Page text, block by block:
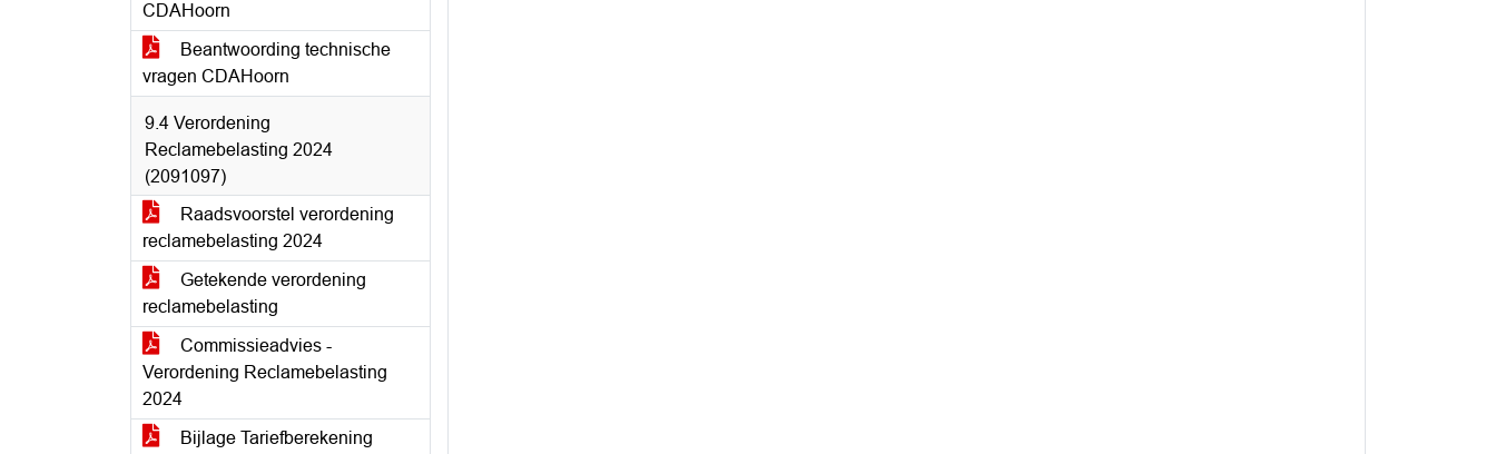
CDAHoorn
Beantwoording technische
vragen CDAHoorn
9.4 Verordening
Reclamebelasting 2024
(2091097)
Raadsvoorstel verordening
reclamebelasting 2024
Getekende verordening
reclamebelasting
Commissieadvies -
Verordening Reclamebelasting
2024
Bijlage Tariefberekening